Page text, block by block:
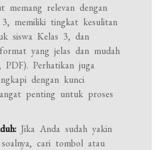
memang relevan dengan
3, memiliki tingkat kesulitan
siswa Kelas 3, dan
yang jelas dan mudah
PDF). Perhatikan juga
dengan kunci
penting untuk proses
Jika Anda sudah yakin
cari tombol atau